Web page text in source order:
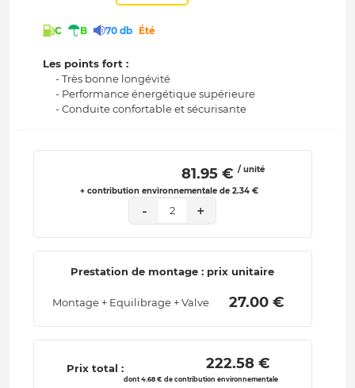
C B 70 db Été
Les points fort :
- Très bonne longévité
- Performance énergétique supérieure
- Conduite confortable et sécurisante
81.95 € / unité
+ contribution environnementale de 2.34 €
- 2 +
Prestation de montage : prix unitaire
Montage + Equilibrage + Valve 27.00 €
Prix total : 222.58 €
dont 4.68 € de contribution environnementale